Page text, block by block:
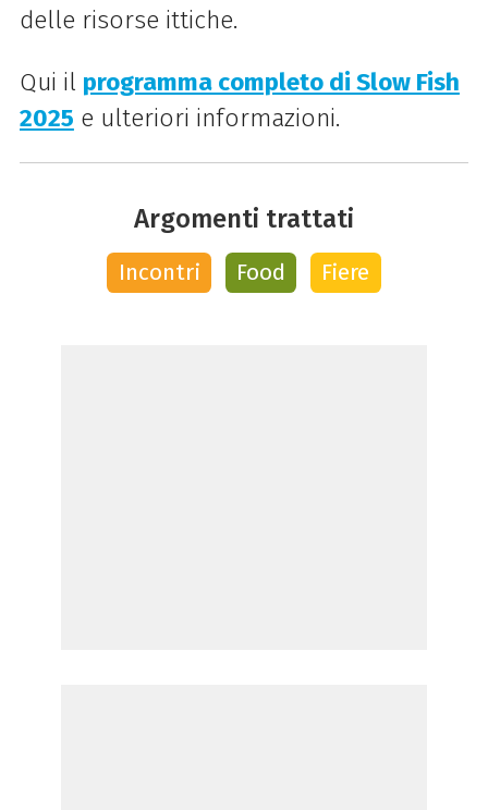
delle risorse ittiche.
Qui il programma completo di Slow Fish
2025 e ulteriori informazioni.
Argomenti trattati
Incontri Food Fiere